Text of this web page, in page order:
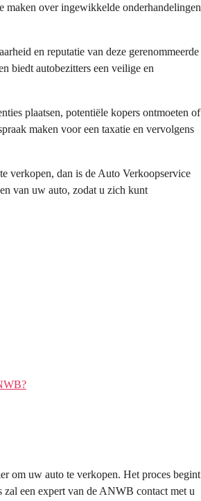
maken over ingewikkelde onderhandelingen
en reputatie van deze gerenommeerde
biedt autobezitters een veilige en
plaatsen, potentiële kopers ontmoeten of
maken voor een taxatie en vervolgens
verkopen, dan is de Auto Verkoopservice
van uw auto, zodat u zich kunt
om uw auto te verkopen. Het proces begint
een expert van de ANWB contact met u